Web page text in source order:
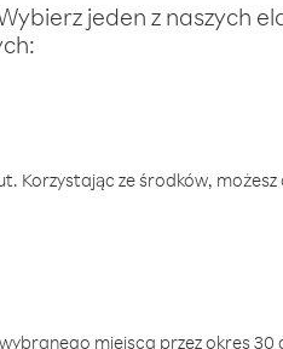
jeden z naszych
Korzystając ze środków,
miejsca przez okres 30